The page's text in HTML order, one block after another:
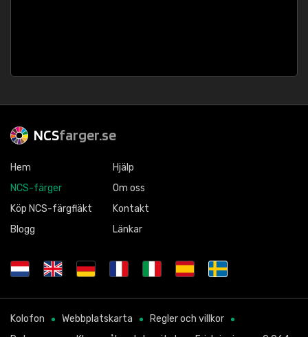
NCSfarger.se
Hem
NCS-färger
Köp NCS-färgfläkt
Blogg
Hjälp
Om oss
Kontakt
Länkar
Kolofon Webbplatskarta
Regler och villkor